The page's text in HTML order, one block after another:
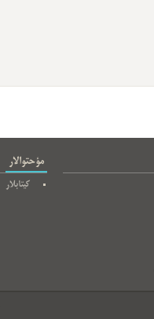
مؤحتوالار
کیتابلار